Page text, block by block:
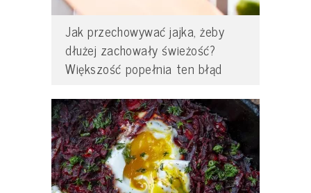
Jak przechowywać jajka, żeby
dłużej zachowały świeżość?
Większość popełnia ten błąd